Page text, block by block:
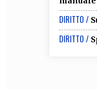
DIRITTO /
DIRITTO /